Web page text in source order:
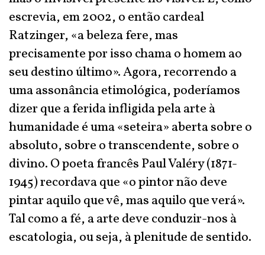
escrevia, em 2002, o então cardeal
Ratzinger, «a beleza fere, mas
precisamente por isso chama o homem ao
seu destino último». Agora, recorrendo a
uma assonância etimológica, poderíamos
dizer que a ferida infligida pela arte à
humanidade é uma «seteira» aberta sobre o
absoluto, sobre o transcendente, sobre o
divino. O poeta francês Paul Valéry (1871-
1945) recordava que «o pintor não deve
pintar aquilo que vê, mas aquilo que verá».
Tal como a fé, a arte deve conduzir-nos à
escatologia, ou seja, à plenitude de sentido.